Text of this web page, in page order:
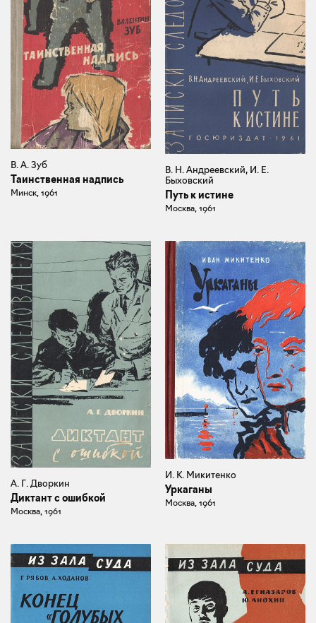
В. А. Зуб
Таинственная надпись
Минск, 1961
В. Н. Андреевский, И. Е.
Быховский
Путь к истине
Москва, 1961
А. Г. Дворкин
Диктант с ошибкой
Москва, 1961
И. К. Микитенко
Уркаганы
Москва, 1961